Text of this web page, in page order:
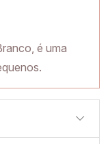
é uma